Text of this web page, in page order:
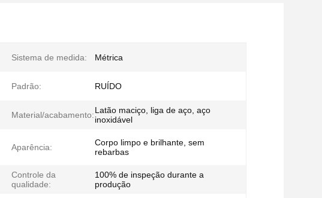
Sistema de medida: Métrica
Padrão: RUÍDO
Material/acabamento:Latão maciço, liga de aço, aço
inoxidável
Aparência:
Corpo limpo e brilhante, sem
rebarbas
Controle da
qualidade:
100% de inspeção durante a
produção